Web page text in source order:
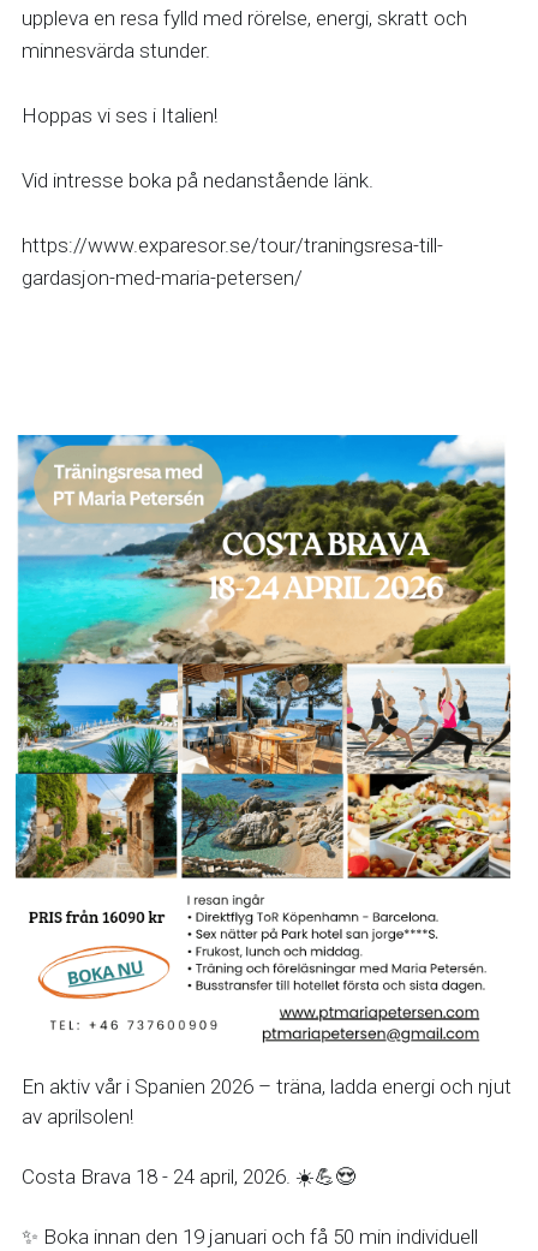
uppleva en resa fylld med rörelse, energi, skratt och
minnesvärda stunder.
Hoppas vi ses i Italien!
Vid intresse boka på nedanstående länk.
https://www.exparesor.se/tour/traningsresa-till-
gardasjon-med-maria-petersen/
En aktiv vår i Spanien 2026 – träna, ladda energi och njut
av aprilsolen!
Costa Brava 18 - 24 april, 2026. ☀️💪😍
✨️ Boka innan den 19 januari och få 50 min individuell